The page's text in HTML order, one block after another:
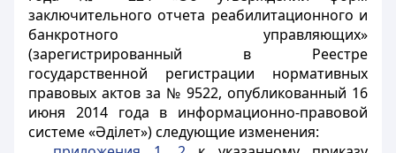
заключительного отчета реабилитационного и
банкротного управляющих»
(зарегистрированный в Реестре
государственной регистрации нормативных
правовых актов за № 9522, опубликованный 16
июня 2014 года в информационно-правовой
системе «Әділет») следующие изменения: